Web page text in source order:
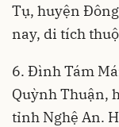
Tụ, huyện
nay, di tích
6. Đình Tám
Quỳnh Thuận,
tỉnh Nghệ An.